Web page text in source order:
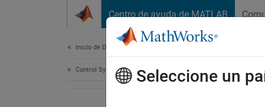
Centro de ayuda de MATLAB
Inicio de Documentación
Control Systems Seleccione un